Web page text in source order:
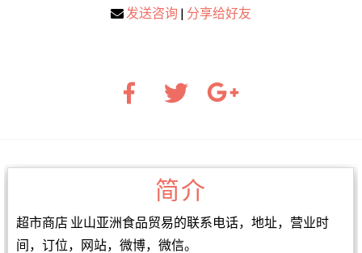
发送咨询 | 分享给好友
简介
超市商店 业山亚洲食品贸易的联系电话，地址，营业时
间，订位，网站，微博，微信。